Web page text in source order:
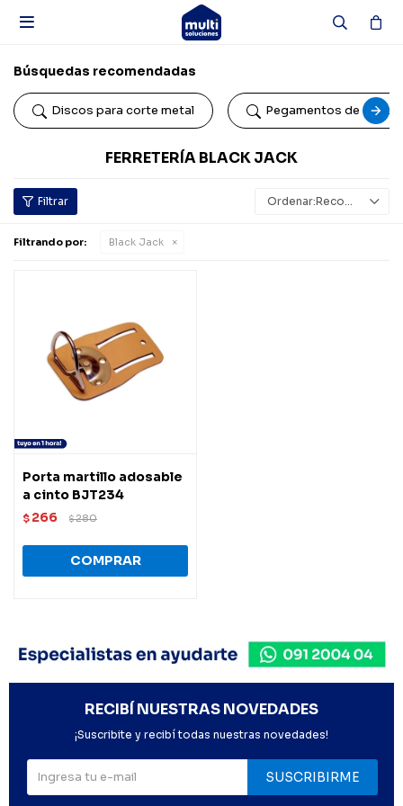

Búsquedas recomendadas
Discos para corte metal Pegamentos de
FERRETERÍA BLACK JACK
Recomendados
Filtrando por: Black Jack
Porta martillo adosable
a cinto BJT234
$ 266 $280
RECIBÍ NUESTRAS NOVEDADES
¡Suscribite y recibí todas nuestras novedades!
SUSCRIBIRME